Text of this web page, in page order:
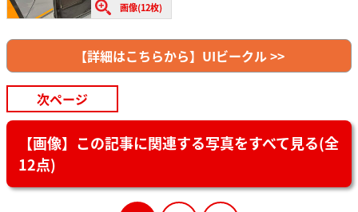
画像(12枚)
【詳細はこちらから】UIビークル >>
次ページ
【画像】この記事に関連する写真をすべて見る(全
12点)